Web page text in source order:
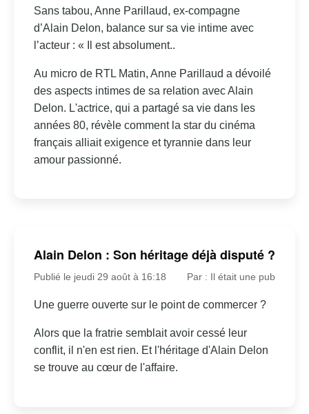
Sans tabou, Anne Parillaud, ex-compagne
d’Alain Delon, balance sur sa vie intime avec
l’acteur : « Il est absolument..
Au micro de RTL Matin, Anne Parillaud a dévoilé
des aspects intimes de sa relation avec Alain
Delon. L'actrice, qui a partagé sa vie dans les
années 80, révèle comment la star du cinéma
français alliait exigence et tyrannie dans leur
amour passionné.
Alain Delon : Son héritage déjà disputé ?
Publié le jeudi 29 août à 16:18 Par : Il était une pub
Une guerre ouverte sur le point de commercer ?
Alors que la fratrie semblait avoir cessé leur
conflit, il n'en est rien. Et l'héritage d'Alain Delon
se trouve au cœur de l'affaire.